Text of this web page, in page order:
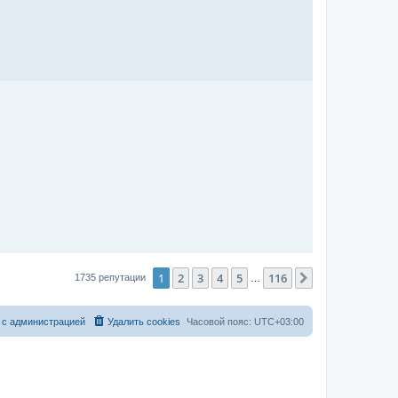
1735 репутации
1 2 3 4 5 116
Часовой пояс: UTC+03:00
Удалить cookies
администрацией